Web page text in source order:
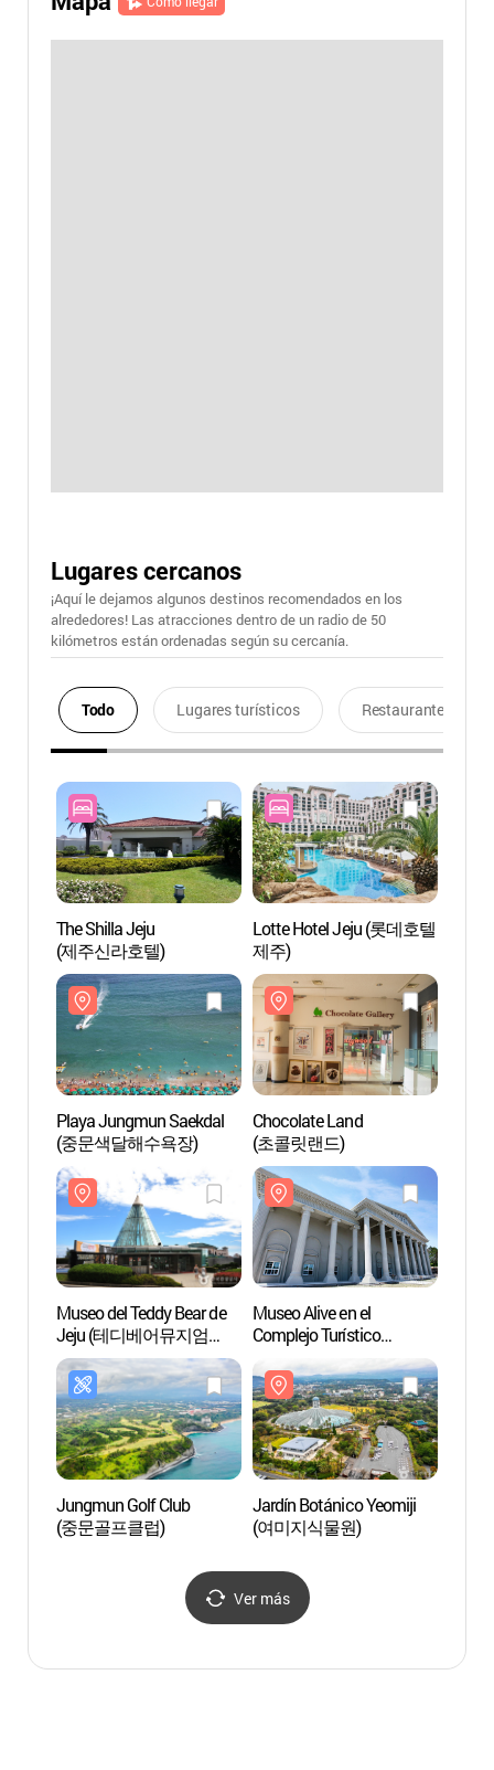
Lugares cercanos
¡Aquí le dejamos algunos destinos recomendados en los
alrededores! Las atracciones dentro de un radio de 50
kilómetros están ordenadas según su cercanía.
Todo Lugares turísticos Restaurantes
The Shilla Jeju
(제주신라호텔)
Lotte Hotel Jeju (롯데호텔
제주)
Playa Jungmun Saekdal
(중문색달해수욕장)
Chocolate Land
(초콜릿랜드)
Museo del Teddy Bear de
Jeju (테디베어뮤지엄
제주)
Museo Alive en el
Complejo Turístico
(박물관은 살아있다
(제주중문점))
Jungmun Golf Club
(중문골프클럽)
Jardín Botánico Yeomiji
(여미지식물원)
Ver más